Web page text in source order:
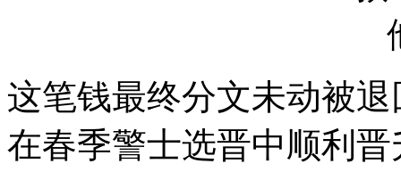
这笔钱最终分文未动被
在春季警士选晋中顺利